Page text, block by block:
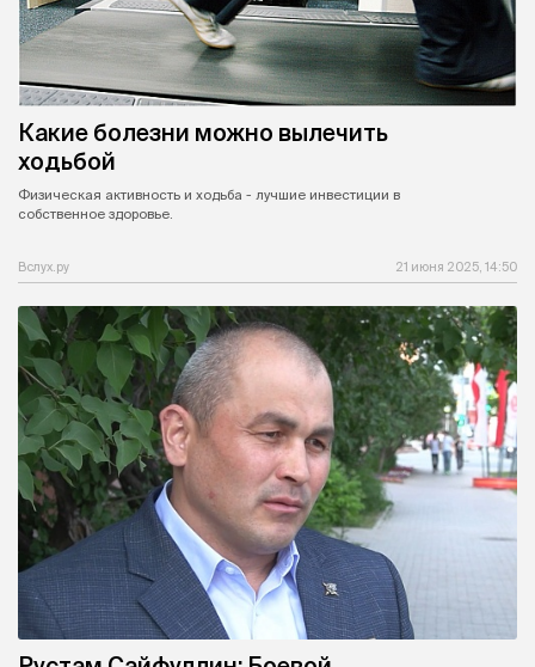
Какие болезни можно вылечить
ходьбой
Физическая активность и ходьба - лучшие инвестиции в
собственное здоровье.
Вслух.ру 21 июня 2025, 14:50